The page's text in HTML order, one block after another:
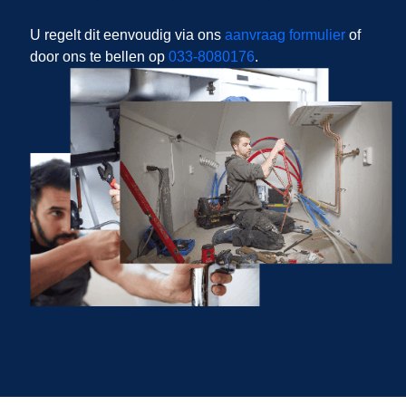
U regelt dit eenvoudig via ons aanvraag formulierof
door ons te bellen op 033-8080176.